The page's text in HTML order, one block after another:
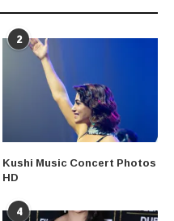
2
Kushi Music Concert Photos
HD
4